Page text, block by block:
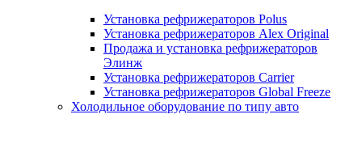
Установка рефрижераторов Polus
Установка рефрижераторов Alex Original
Продажа и установка рефрижераторов
Элинж
Установка рефрижераторов Carrier
Установка рефрижераторов Global Freeze
Холодильное оборудование по типу авто